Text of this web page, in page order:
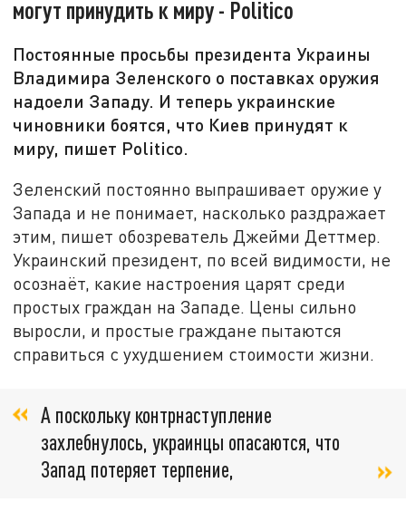
могут принудить к миру - Politico
Постоянные просьбы президента Украины
Владимира Зеленского о поставках оружия
надоели Западу. И теперь украинские
чиновники боятся, что Киев принудят к
миру, пишет Politico.
Зеленский постоянно выпрашивает оружие у
Запада и не понимает, насколько раздражает
этим, пишет обозреватель Джейми Деттмер.
Украинский президент, по всей видимости, не
осознаёт, какие настроения царят среди
простых граждан на Западе. Цены сильно
выросли, и простые граждане пытаются
справиться с ухудшением стоимости жизни.
А поскольку контрнаступление
захлебнулось, украинцы опасаются, что
Запад потеряет терпение,